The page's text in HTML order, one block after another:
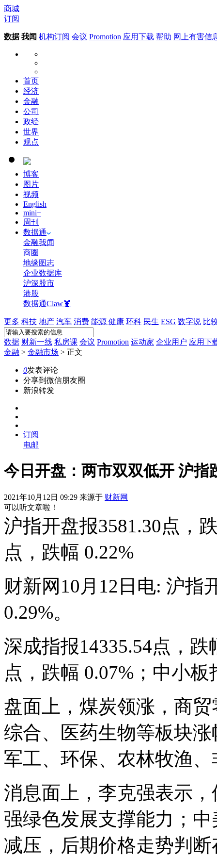
商城
订阅
数据 我闻 机构订阅 会议 Promotion 应用下载 帮助 网上有害信
首页
经济
金融
公司
政经
世界
观点
博客
图片
视频
English
mini+
周刊
数据通
金融我闻
商圈
地缘图志
企业数据库
沪深股市
港股
数据通Claw🦞
更多 科技 地产 汽车 消费 能源 健康 环科 民生 ESG 数字说 比
数据 财新一线 私房课 会议 Promotion 运动家 企业用户 应用下
金融 > 金融市场 > 正文
0发表评论
分享到微信朋友圈
新浪转发
订阅
电邮
今日开盘：两市双双低开 沪指
2021年10月12日 09:29 来源于 财新网
可以听文章啦！
沪指开盘报3581.30点，
点，跌幅 0.22%
财新网10月12日电: 沪指
0.29%。
深成指报14335.54点，跌
点，跌幅 0.07%；中小
盘面上，煤炭领涨，商
综合、医药生物等板块
军工、环保、农林牧渔
消息面上，李克强表示
强绿色发展支撑能力；
减压，后期价格走势判